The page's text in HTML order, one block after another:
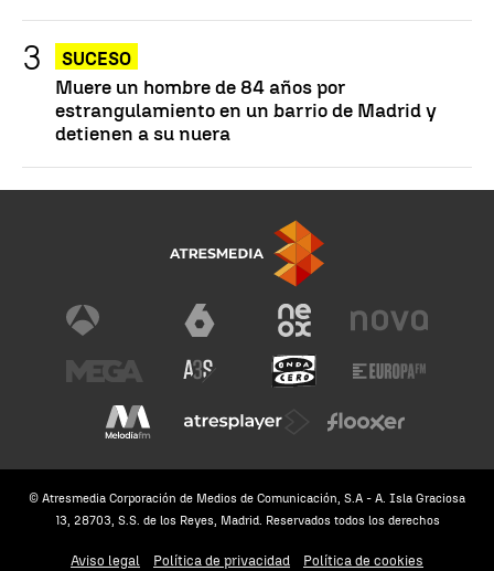
SUCESO
Muere un hombre de 84 años por
estrangulamiento en un barrio de Madrid y
detienen a su nuera
© Atresmedia Corporación de Medios de Comunicación, S.A - A. Isla Graciosa
13, 28703, S.S. de los Reyes, Madrid. Reservados todos los derechos
Aviso legal Política de privacidad Política de cookies